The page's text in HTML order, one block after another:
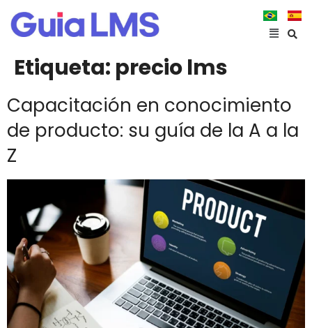
Etiqueta: precio lms
Capacitación en conocimiento
de producto: su guía de la A a la
Z